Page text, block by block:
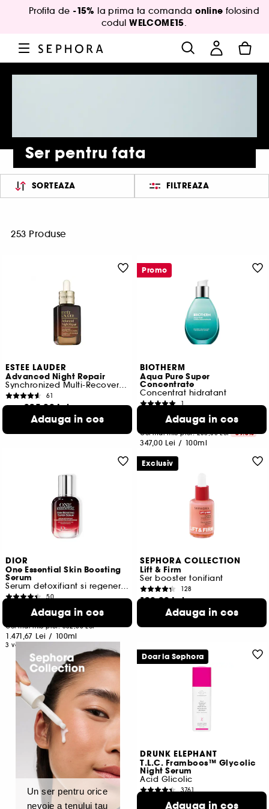
Profita de -15% la prima ta comandaonline folosind
codulWELCOME15.
Ser pentru fata
SORTEAZA FILTREAZA
253 Produse
ESTEE LAUDER
Advanced Night Repair
Synchronized Multi-Recovery Complex
61
De la 325,00 Lei
1.676,67 Lei /100ml
4 variante disponibile
Adauga in cos
BIOTHERM
Aqua Pure Super
Concentrate
Concentrat hidratant
1
173,50 Lei
Cel mai mic pret:286,00 Lei -39.3%
347,00 Lei / 100ml
Adauga in cos
Promo
DIOR
One Essential Skin Boosting
Serum
Serum detoxifiant si regenerant pentru fata
50
441,50 Lei
Cel mai mic pret:552,00 Lei
1.471,67 Lei / 100ml
3 variante disponibile
Adauga in cos
SEPHORA COLLECTION
Lift & Firm
Ser booster tonifiant
128
120,00 Lei
400,00 Lei /100ml
Adauga in cos
Exclusiv
Un ser pentru orice
nevoie a tenului tau
DRUNK ELEPHANT
T.L.C. Framboos™ Glycolic
Night Serum
Acid Glicolic
3761
459,00 Lei
Adauga in cos
Doar la Sephora